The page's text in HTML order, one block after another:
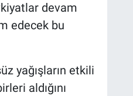
devam
edecek bu
yağışların etkili
aldığını